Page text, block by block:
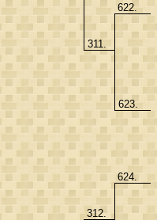
311.
622.
623.
312.
624.